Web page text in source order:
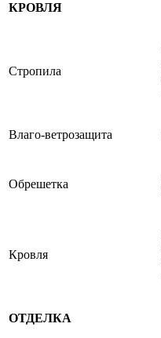
КРОВЛЯ
Стропила
Влаго-ветрозащита
Обрешетка
Кровля
ОТДЕЛКА